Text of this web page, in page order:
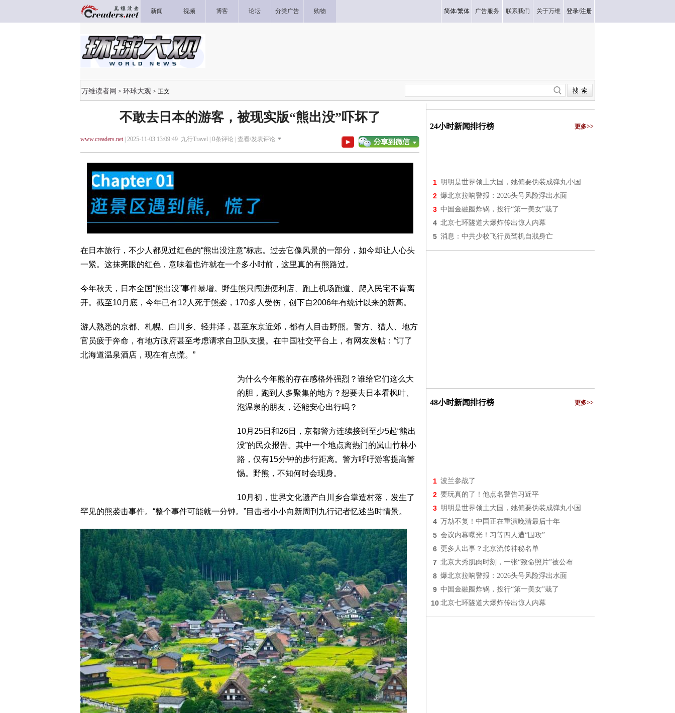
新闻 视频 博客 论坛 分类广告 购物 简体/繁体 广告服务 联系我们 关于万维 登录/注册
万维读者网 > 环球大观 > 正文
不敢去日本的游客，被现实版“熊出没”吓坏了
www.creaders.net| 2025-11-03 13:09:49 九行Travel | 0条评论 | 查看/发表评论
在日本旅行，不少人都见过红色的“熊出没注意”标志。过去它像风景的一部分，如今却让人心头
一紧。这抹亮眼的红色，意味着也许就在一个多小时前，这里真的有熊路过。
今年秋天，日本全国“熊出没”事件暴增。野生熊只闯进便利店、跑上机场跑道、爬入民宅不肯离
开。截至10月底，今年已有12人死于熊袭，170多人受伤，创下自2006年有统计以来的新高。
游人熟悉的京都、札幌、白川乡、轻井泽，甚至东京近郊，都有人目击野熊。警方、猎人、地方
官员疲于奔命，有地方政府甚至考虑请求自卫队支援。在中国社交平台上，有网友发帖：“订了
北海道温泉酒店，现在有点慌。”
为什么今年熊的存在感格外强烈？谁给它们这么大
的胆，跑到人多聚集的地方？想要去日本看枫叶、
泡温泉的朋友，还能安心出行吗？
10月25日和26日，京都警方连续接到至少5起“熊出
没”的民众报告。其中一个地点离热门的岚山竹林小
路，仅有15分钟的步行距离。警方呼吁游客提高警
惕。野熊，不知何时会现身。
10月初，世界文化遗产白川乡合掌造村落，发生了
罕见的熊袭击事件。“整个事件可能就一分钟。”目击者小小向新周刊九行记者忆述当时情景。
24小时新闻排行榜 更多>>
1 明明是世界领土大国，她偏要伪装成弹丸小国
2 爆北京拉响警报：2026头号风险浮出水面
3 中国金融圈炸锅，投行“第一美女”栽了
4 北京七环隧道大爆炸传出惊人内幕
5 消息：中共少校飞行员驾机自戕身亡
48小时新闻排行榜 更多>>
1 波兰参战了
2 要玩真的了！他点名警告习近平
3 明明是世界领土大国，她偏要伪装成弹丸小国
4 万劫不复！中国正在重演晚清最后十年
5 会议内幕曝光！习等四人遭“围攻”
6 更多人出事？北京流传神秘名单
7 北京大秀肌肉时刻，一张“致命照片”被公布
8 爆北京拉响警报：2026头号风险浮出水面
9 中国金融圈炸锅，投行“第一美女”栽了
10 北京七环隧道大爆炸传出惊人内幕